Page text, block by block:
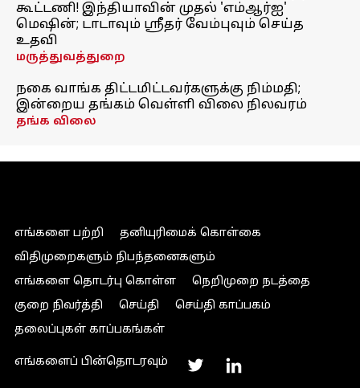
கூட்டணி! இந்தியாவின் முதல் 'எம்ஆர்ஐ'
மெஷின்; டாடாவும் ஸ்ரீதர் வேம்புவும் செய்த
உதவி
மருத்துவத்துறை
நகை வாங்க திட்டமிட்டவர்களுக்கு நிம்மதி;
இன்றைய தங்கம் வெள்ளி விலை நிலவரம்
தங்க விலை
எங்களை பற்றி
தனியுரிமைக் கொள்கை
விதிமுறைகளும் நிபந்தனைகளும்
எங்களை தொடர்பு கொள்ள
நெறிமுறை நடத்தை
குறை நிவர்த்தி
செய்தி
செய்தி காப்பகம்
தலைப்புகள் காப்பகங்கள்
எங்களைப் பின்தொடரவும்